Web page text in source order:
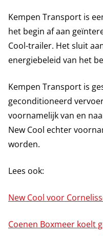
Kempen Transport is
het begin af aan
Cool-trailer. Het sluit
energiebeleid van het
Kempen Transport is
geconditioneerd
voornamelijk van en
New Cool echter
worden.
Lees ook:
New Cool voor
Coenen Boxmeer koelt